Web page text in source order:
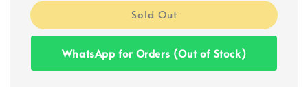
Sold Out
WhatsApp for Orders (Out of Stock)